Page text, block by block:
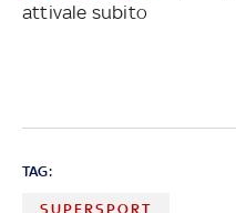
attivale subito
TAG:
SUPERSPORT